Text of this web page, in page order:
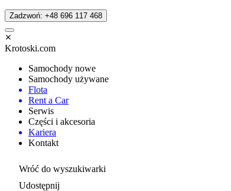
Zadzwoń: +48 696 117 468
Krotoski.com
Samochody nowe
Samochody używane
Flota
Rent a Car
Serwis
Części i akcesoria
Kariera
Kontakt
Wróć do wyszukiwarki
Udostępnij